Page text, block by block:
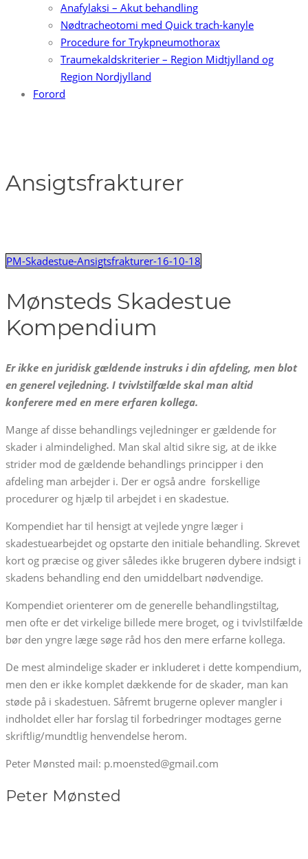
Anafylaksi – Akut behandling
Nødtracheotomi med Quick trach-kanyle
Procedure for Trykpneumothorax
Traumekaldskriterier – Region Midtjylland og
Region Nordjylland
Forord
Ansigtsfrakturer
PM-Skadestue-Ansigtsfrakturer-16-10-18
Mønsteds Skadestue
Kompendium
Er ikke en juridisk gældende instruks i din afdeling, men blot
en generel vejledning. I tvivlstilfælde skal man altid
konferere med en mere erfaren kollega.
Mange af disse behandlings vejledninger er gældende for
skader i almindelighed. Man skal altid sikre sig, at de ikke
strider mod de gældende behandlings principper i den
afdeling man arbejder i. Der er også andre forskellige
procedurer og hjælp til arbejdet i en skadestue.
Kompendiet har til hensigt at vejlede yngre læger i
skadestuearbejdet og opstarte den initiale behandling. Skrevet
kort og præcise og giver således ikke brugeren dybere indsigt i
skadens behandling end den umiddelbart nødvendige.
Kompendiet orienterer om de generelle behandlingstiltag,
men ofte er det virkelige billede mere broget, og i tvivlstilfælde
bør den yngre læge søge råd hos den mere erfarne kollega.
De mest almindelige skader er inkluderet i dette kompendium,
men den er ikke komplet dækkende for de skader, man kan
støde på i skadestuen. Såfremt brugerne oplever mangler i
indholdet eller har forslag til forbedringer modtages gerne
skriftlig/mundtlig henvendelse herom.
Peter Mønsted mail: p.moensted@gmail.com
Peter Mønsted